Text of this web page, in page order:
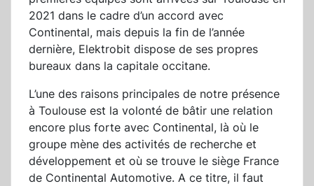
2021 dans le cadre d’un accord avec
Continental, mais depuis la fin de l’année
dernière, Elektrobit dispose de ses propres
bureaux dans la capitale occitane.
L’une des raisons principales de notre présence
à Toulouse est la volonté de bâtir une relation
encore plus forte avec Continental, là où le
groupe mène des activités de recherche et
développement et où se trouve le siège France
de Continental Automotive. A ce titre, il faut